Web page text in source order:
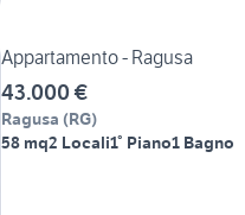
Appartamento - Ragusa
43.000 €
Ragusa (RG)
58 mq2 Locali1° Piano1 Bagno